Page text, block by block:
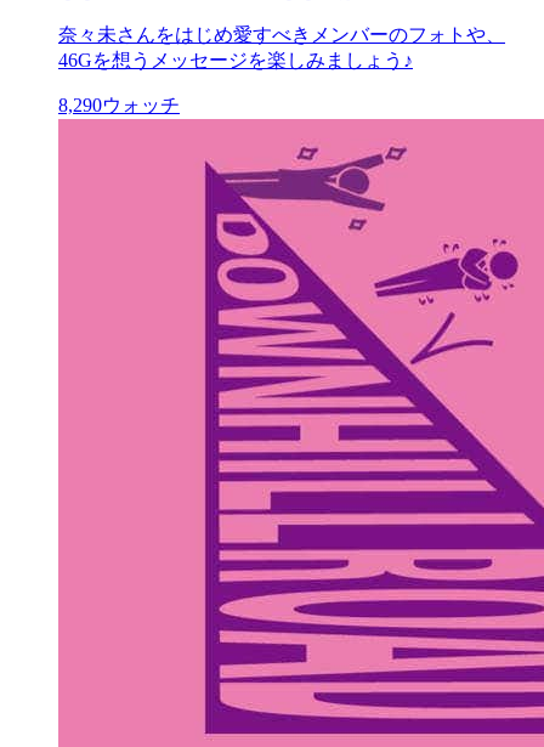
奈々未さんをはじめ愛すべきメンバーのフォトや、
46Gを想うメッセージを楽しみましょう♪
8,290ウォッチ